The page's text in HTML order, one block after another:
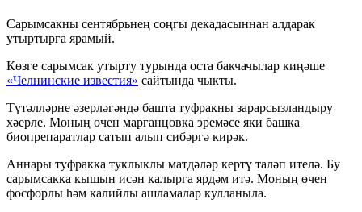
Сарымсакны сентябрьнең соңгы декадасыннан алдарак
утыртырга ярамый.
Көзге сарымсак утырту турында оста бакчачылар киңәше
«Челнинские известия» сайтында чыкты.
Түтәлләрне әзерләгәндә башта туфракны зарарсызландыру
хәерле. Моның өчен марганцовка эремәсе яки башка
биопрепаратлар сатып алып сибәргә кирәк.
Аннары туфракка туклыклы матдәләр кертү таләп ителә. Бу
сарымсакка кышын исән калырга ярдәм итә. Моның өчен
фосфорлы һәм калийлы ашламалар кулланыла.